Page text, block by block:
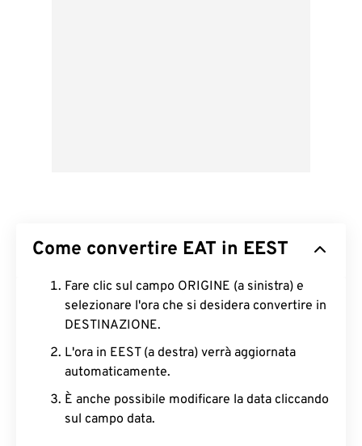
Come convertire EAT in EEST
Fare clic sul campo ORIGINE (a sinistra) e
selezionare l'ora che si desidera convertire in
DESTINAZIONE.
L'ora in EEST (a destra) verrà aggiornata
automaticamente.
È anche possibile modificare la data cliccando
sul campo data.